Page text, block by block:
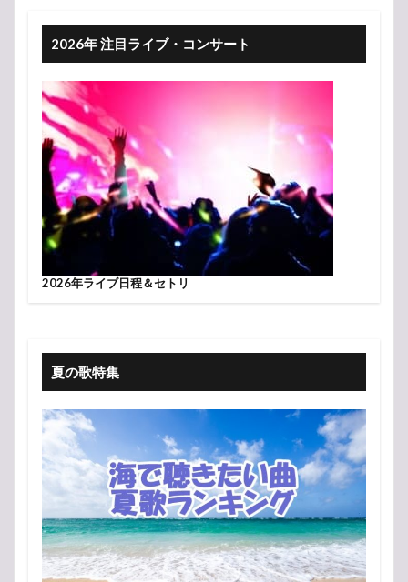
2026年 注目ライブ・コンサート
2026年ライブ日程＆セトリ
夏の歌特集